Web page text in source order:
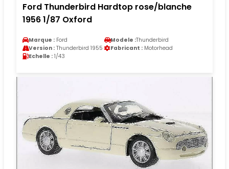
Ford Thunderbird Hardtop rose/blanche
1956 1/87 Oxford
Marque : Ford Modele :Thunderbird
Version : Thunderbird 1955 Fabricant : Motorhead
Echelle : 1/43